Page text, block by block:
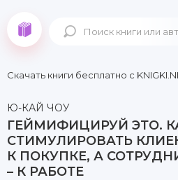
Скачать книги бесплатно c
Ю-КАЙ ЧОУ
ГЕЙМИФИЦИРУЙ ЭТО.
СТИМУЛИРОВАТЬ
К ПОКУПКЕ, А
– К РАБОТЕ